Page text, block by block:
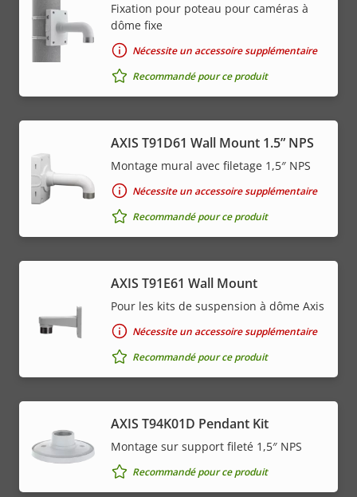
Fixation pour poteau pour caméras à
dôme fixe
Nécessite un accessoire supplémentaire
Recommandé pour ce produit
AXIS T91D61 Wall Mount 1.5” NPS
Montage mural avec filetage 1,5″ NPS
Nécessite un accessoire supplémentaire
Recommandé pour ce produit
AXIS T91E61 Wall Mount
Pour les kits de suspension à dôme Axis
Nécessite un accessoire supplémentaire
Recommandé pour ce produit
AXIS T94K01D Pendant Kit
Montage sur support fileté 1,5″ NPS
Recommandé pour ce produit